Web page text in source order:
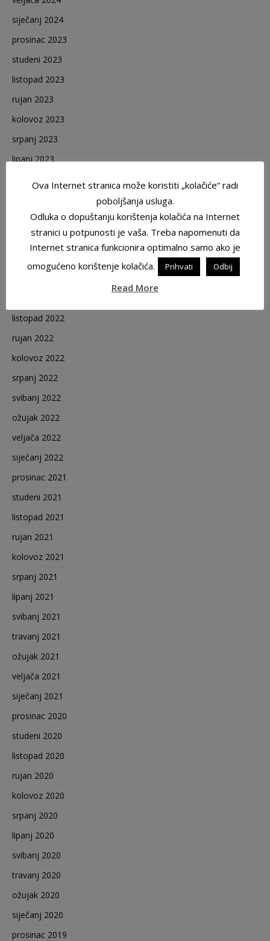
siječanj 2024
prosinac 2023
studeni 2023
listopad 2023
rujan 2023
kolovoz 2023
srpanj 2023
lipanj 2023
ožujak 2023
veljača 2023
listopad 2022
rujan 2022
kolovoz 2022
srpanj 2022
svibanj 2022
ožujak 2022
veljača 2022
siječanj 2022
prosinac 2021
studeni 2021
listopad 2021
rujan 2021
kolovoz 2021
srpanj 2021
lipanj 2021
svibanj 2021
travanj 2021
ožujak 2021
veljača 2021
siječanj 2021
prosinac 2020
studeni 2020
listopad 2020
rujan 2020
kolovoz 2020
srpanj 2020
lipanj 2020
svibanj 2020
travanj 2020
ožujak 2020
siječanj 2020
prosinac 2019
Ova Internet stranica može koristiti „kolačiće“ radi
poboljšanja usluga.
Odluka o dopuštanju korištenja kolačića na Internet
stranici u potpunosti je vaša. Treba napomenuti da
Internet stranica funkcionira optimalno samo ako je
omogućeno korištenje kolačića.
Prihvati Odbij
Read More